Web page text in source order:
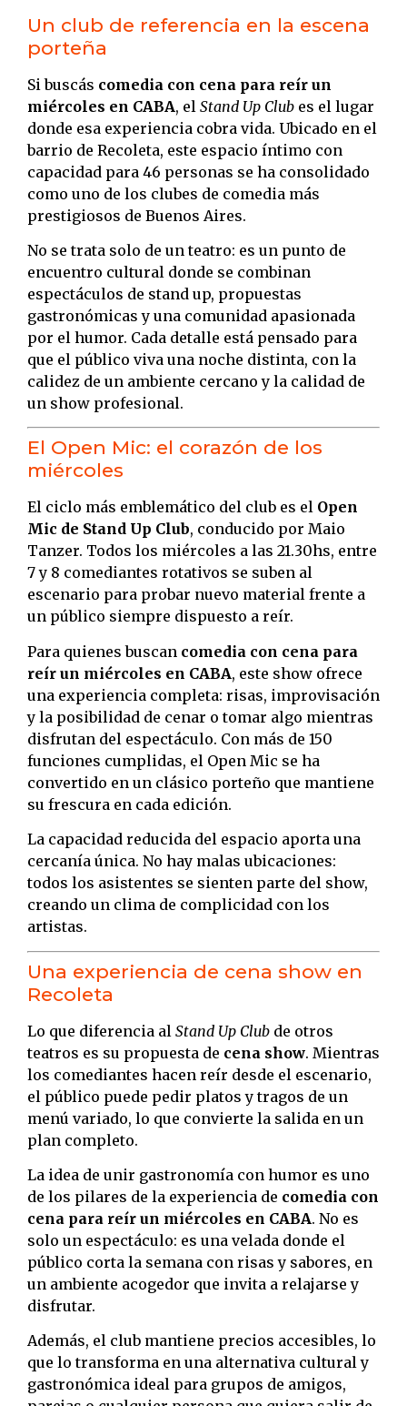
Un club de referencia en la escena
porteña
Si buscás comedia con cena para reír un
miércoles en CABA, el Stand Up Club es el lugar
donde esa experiencia cobra vida. Ubicado en el
barrio de Recoleta, este espacio íntimo con
capacidad para 46 personas se ha consolidado
como uno de los clubes de comedia más
prestigiosos de Buenos Aires.
No se trata solo de un teatro: es un punto de
encuentro cultural donde se combinan
espectáculos de stand up, propuestas
gastronómicas y una comunidad apasionada
por el humor. Cada detalle está pensado para
que el público viva una noche distinta, con la
calidez de un ambiente cercano y la calidad de
un show profesional.
El Open Mic: el corazón de los
miércoles
El ciclo más emblemático del club es el Open
Mic de Stand Up Club, conducido por Maio
Tanzer. Todos los miércoles a las 21.30hs, entre
7 y 8 comediantes rotativos se suben al
escenario para probar nuevo material frente a
un público siempre dispuesto a reír.
Para quienes buscan comedia con cena para
reír un miércoles en CABA, este show ofrece
una experiencia completa: risas, improvisación
y la posibilidad de cenar o tomar algo mientras
disfrutan del espectáculo. Con más de 150
funciones cumplidas, el Open Mic se ha
convertido en un clásico porteño que mantiene
su frescura en cada edición.
La capacidad reducida del espacio aporta una
cercanía única. No hay malas ubicaciones:
todos los asistentes se sienten parte del show,
creando un clima de complicidad con los
artistas.
Una experiencia de cena show en
Recoleta
Lo que diferencia al Stand Up Club de otros
teatros es su propuesta de cena show. Mientras
los comediantes hacen reír desde el escenario,
el público puede pedir platos y tragos de un
menú variado, lo que convierte la salida en un
plan completo.
La idea de unir gastronomía con humor es uno
de los pilares de la experiencia de comedia con
cena para reír un miércoles en CABA. No es
solo un espectáculo: es una velada donde el
público corta la semana con risas y sabores, en
un ambiente acogedor que invita a relajarse y
disfrutar.
Además, el club mantiene precios accesibles, lo
que lo transforma en una alternativa cultural y
gastronómica ideal para grupos de amigos,